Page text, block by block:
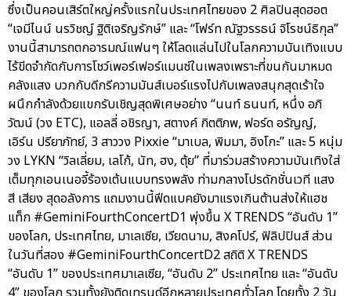
ซึ่งเป็นคอนเสิร์ตใหญ่ครั้งแรกในประเทศไทยของ 2 ศิลปินสุดฮอต
“เจมีไนน์ นรวิชญ์ ฐิติเจริญรักษ์” และ “โฟร์ท ณัฐวรรธน์ จิโรชน์ธิกุล”
งานนี้สามารถตกอารมณ์แฟนๆ ให้โลดแล่นไปในโลกความบันเทิงแบบ
ไร้ขีดจำกัดกับการโชว์เพอร์เฟอร์แมนซ์ในเพลงเพราะที่ขนกันมาหมด
คลังแสง บวกกับดีกรีความมันส์เบอร์แรงไปกับเพลงสนุกสุดเร้าใจ
ผนึกกำลังด้วยแขกรับเชิญสุดพิเศษอย่าง “นนท์ ธนนท์, หนึ่ง อภิ
วัฒน์ (วง ETC), แอลลี่ อชิรญา, สตางค์ กิตติภพ, ฟอร์ด อรัญญ์,
เอิร์น ปรียาภัทย์, 3 สาววง Pixxie “มาเบล, พิมมา, อิงโกะ” และ 5 หนุ่ม
วง LYKN “วิลเลี่ยม, เลโก้, นัท, ฮง, ตุ้ย” ที่มาร่วมสร้างความบันเทิงใส่
เต็มทุกเอนเนอจี้ร้องเต้นแบบทรงพลัง ท่ามกลางโปรดักชั่นเวที แสง
สี เสียง สุดอลังการ แถมงานนี้ฟีดแบคยังมาแรงเกินต้านส่งให้แฮช
แท็ก #GeminiFourthConcertD1 พุ่งขึ้น X TRENDS “อันดับ 1”
ของโลก, ประเทศไทย, มาเลเซีย, เวียดนาม, สิงคโปร์, ฟิลิปปินส์ ส่วน
ในวันที่สอง #GeminiFourthConcertD2 สถิติ X TRENDS
“อันดับ 1” ของประเทศมาเลเซีย, “อันดับ 2” ประเทศไทย และ “อันดับ